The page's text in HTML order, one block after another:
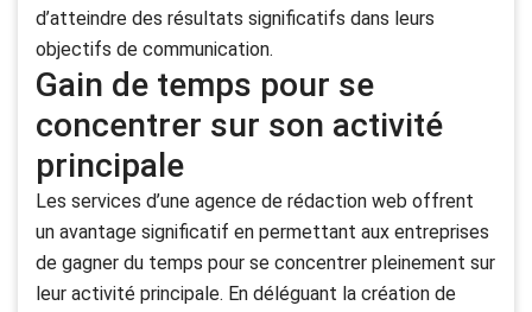
d’atteindre des résultats significatifs dans leurs
objectifs de communication.
Gain de temps pour se
concentrer sur son activité
principale
Les services d’une agence de rédaction web offrent
un avantage significatif en permettant aux entreprises
de gagner du temps pour se concentrer pleinement sur
leur activité principale. En déléguant la création de